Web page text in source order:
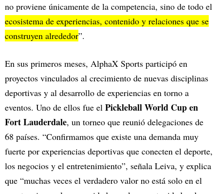
no proviene únicamente de la competencia, sino de todo el
ecosistema de experiencias, contenido y relaciones que se
construyen alrededor”.
En sus primeros meses, AlphaX Sports participó en
proyectos vinculados al crecimiento de nuevas disciplinas
deportivas y al desarrollo de experiencias en torno a
eventos. Uno de ellos fue el Pickleball World Cup en
Fort Lauderdale, un torneo que reunió delegaciones de
68 países. “Confirmamos que existe una demanda muy
fuerte por experiencias deportivas que conecten el deporte,
los negocios y el entretenimiento”, señala Leiva, y explica
que “muchas veces el verdadero valor no está solo en el